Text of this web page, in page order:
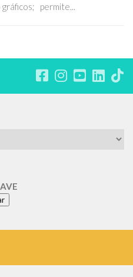
permite...